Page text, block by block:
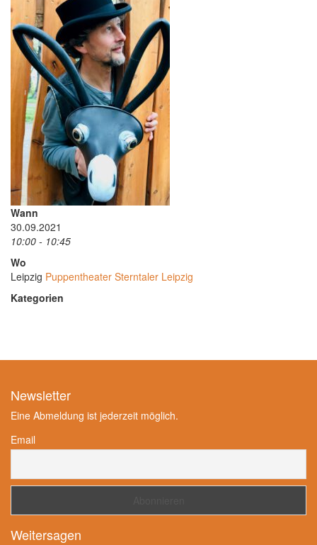
Wann
30.09.2021
10:00 - 10:45
Wo
Leipzig Puppentheater Sterntaler Leipzig
Kategorien
Newsletter
Eine Abmeldung ist jederzeit möglich.
Email
Weitersagen